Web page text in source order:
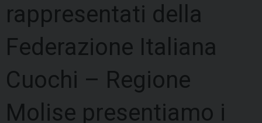
rappresentati della
Federazione Italiana
Cuochi – Regione
Molise presentiamo i